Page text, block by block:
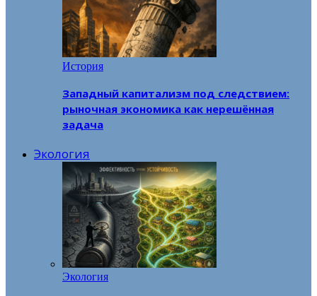
История
Западный капитализм под следствием:
рыночная экономика как нерешённая
задача
Экология
Экология